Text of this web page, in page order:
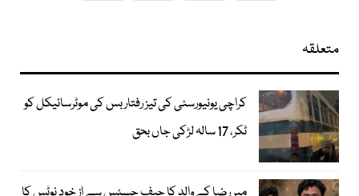
متعلقہ
کراچی یونیورسٹی کی تیز رفتار بس کی موٹرسائیکل کو
ٹکر، 17 سالہ لڑکی جاں بحق